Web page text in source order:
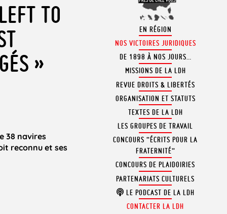
TO
»
38 navires
reconnu et ses
EN RÉGION
NOS VICTOIRES JURIDIQUES
DE 1898 À NOS JOURS…
MISSIONS DE LA LDH
REVUE DROITS & LIBERTÉS
ORGANISATION ET STATUTS
TEXTES DE LA LDH
LES GROUPES DE TRAVAIL
CONCOURS “ÉCRITS POUR LA
FRATERNITÉ”
CONCOURS DE PLAIDOIRIES
PARTENARIATS CULTURELS
LE PODCAST DE LA LDH
CONTACTER LA LDH